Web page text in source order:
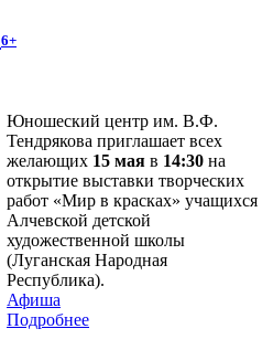
6+
Юношеский центр им. В.Ф.
Тендрякова приглашает всех
желающих 15 мая в 14:30 на
открытие выставки творческих
работ «Мир в красках» учащихся
Алчевской детской
художественной школы
(Луганская Народная
Республика).
Афиша
Подробнее